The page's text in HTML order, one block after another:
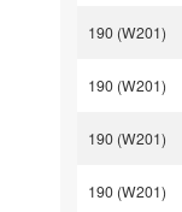
190 (W201)
190 (W201)
190 (W201)
190 (W201)